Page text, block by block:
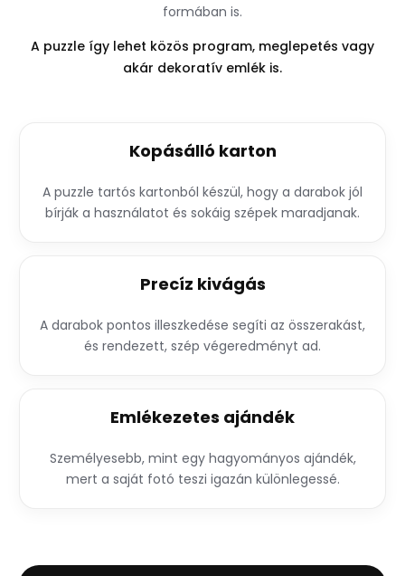
formában is.
A puzzle így lehet közös program, meglepetés vagy
akár dekoratív emlék is.
Kopásálló karton
A puzzle tartós kartonból készül, hogy a darabok jól
bírják a használatot és sokáig szépek maradjanak.
Precíz kivágás
A darabok pontos illeszkedése segíti az összerakást,
és rendezett, szép végeredményt ad.
Emlékezetes ajándék
Személyesebb, mint egy hagyományos ajándék,
mert a saját fotó teszi igazán különlegessé.